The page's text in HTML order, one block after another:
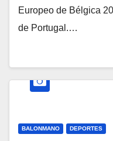
Europeo de Bélgica
de Portugal.…
BALONMANO DEPORTES